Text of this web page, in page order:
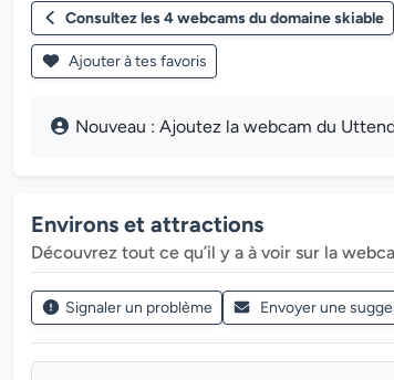
Consultez les 4 webcams du domaine skiable
Ajouter à tes favoris
Nouveau : Ajoutez la webcam du
Environs et attractions
Découvrez tout ce qu’il y a à voir sur la
Signaler un problème Envoyer une